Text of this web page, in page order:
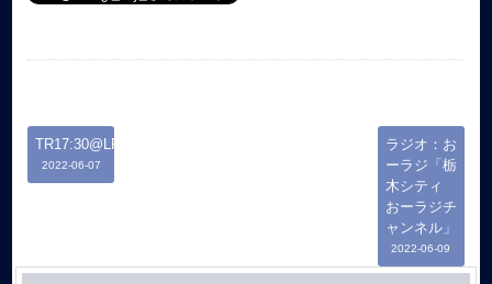
TR17:30@LFP
2022-06-07
ラジオ：お
ーラジ「栃
木シティ
おーラジチ
ャンネル」
2022-06-09